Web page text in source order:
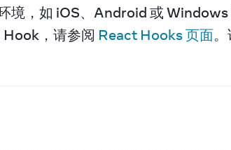
境，如 iOS、Android 或
Hook，请参阅 React Hooks 页面